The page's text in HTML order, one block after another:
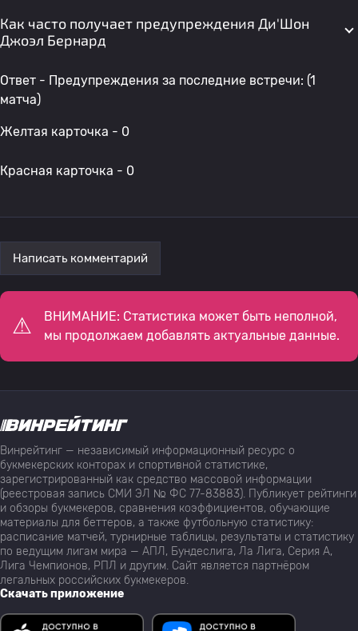
Как часто получает предупреждения Ди'Шон
Джоэл Бернард
Ответ - Предупреждения за последние встречи: (1
матча)
Желтая карточка - 0
Красная карточка - 0
Написать комментарий
ВНИМАНИЕ: Статистика может быть неполной,
мы продолжаем добавлять актуальные данные.
Винрейтинг — независимый информационный ресурс о
букмекерских конторах и спортивной статистике,
зарегистрированный как средство массовой информации
(реестровая запись СМИ ЭЛ № ФС 77-83883). Публикует рейтинги
и обзоры букмекеров, сравнения коэффициентов, обучающие
материалы для беттеров, а также футбольную статистику:
расписание матчей, турнирные таблицы, результаты и статистику
по ведущим лигам мира — АПЛ, Бундеслига, Ла Лига, Серия А,
Лига Чемпионов, РПЛ и другим. Сайт является партнёром
легальных российских букмекеров.
Скачать приложение